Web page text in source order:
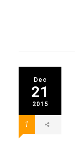
Dec
21
2015
1